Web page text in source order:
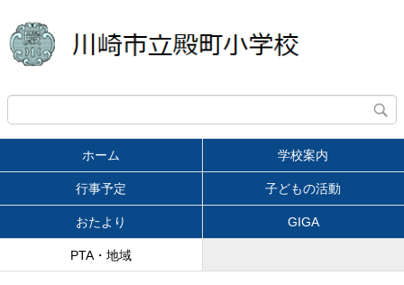
ホーム 学校案内
行事予定 子どもの活動
おたより GIGA
PTA・地域